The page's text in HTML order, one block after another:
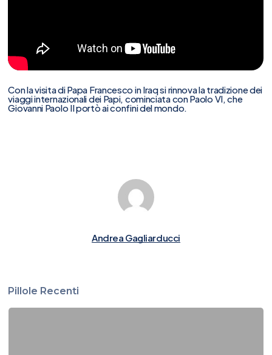
Con la visita di Papa Francesco in Iraq si rinnova la tradizione dei
viaggi internazionali dei Papi, cominciata con Paolo VI, che
Giovanni Paolo II portò ai confini del mondo.
Andrea Gagliarducci
Pillole Recenti